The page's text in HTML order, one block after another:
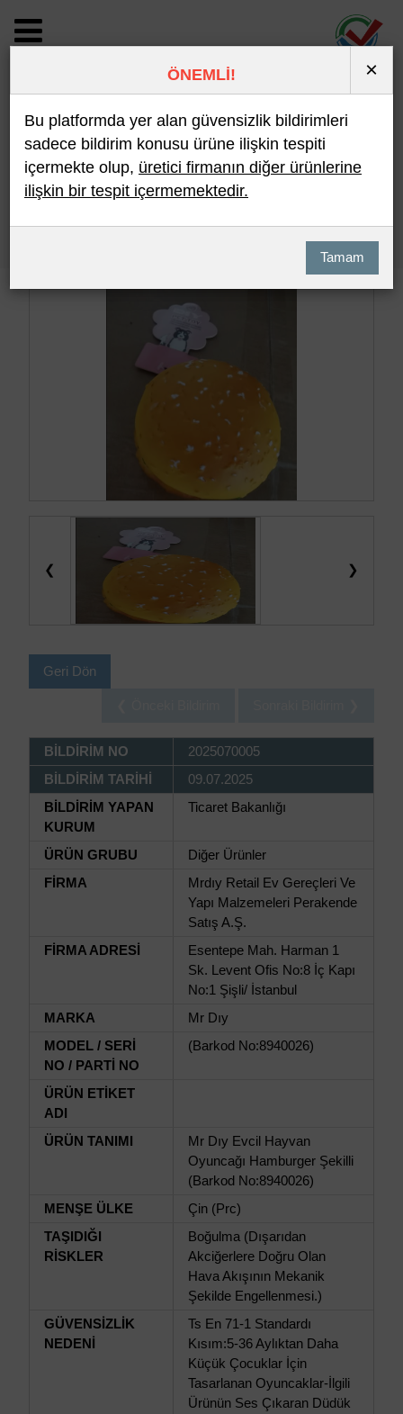
BİLDİRİM DETAYI
Son 10 Bildirim En Çok İncelenen
❮ ❯
Geri Dön
BİLDİRİM NO
2025070005
BİLDİRİM TARİHİ
09.07.2025
BİLDİRİM YAPAN
KURUM
Ticaret Bakanlığı
ÜRÜN GRUBU
Diğer Ürünler
FİRMA
Mrdıy Retail Ev Gereçleri Ve
Yapı Malzemeleri Perakende
Satış A.Ş.
FİRMA ADRESİ
Esentepe Mah. Harman 1
Sk. Levent Ofis No:8 İç Kapı
No:1 Şişli/ İstanbul
MARKA
Mr Dıy
MODEL / SERİ
NO / PARTİ NO
(Barkod No:8940026)
ÜRÜN ETİKET
ADI
ÜRÜN TANIMI
Mr Dıy Evcil Hayvan
Oyuncağı Hamburger Şekilli
(Barkod No:8940026)
MENŞE ÜLKE
Çin (Prc)
TAŞIDIĞI
RİSKLER
Boğulma (Dışarıdan
Akciğerlere Doğru Olan
Hava Akışının Mekanik
Şekilde Engellenmesi.)
GÜVENSİZLİK
NEDENİ
Ts En 71-1 Standardı
Kısım:5-36 Aylıktan Daha
Küçük Çocuklar İçin
Tasarlanan Oyuncaklar-İlgili
Ürünün Ses Çıkaran Düdük
ÖNEMLİ! ×
Bu platformda yer alan güvensizlik bildirimleri
sadece bildirim konusu ürüne ilişkin tespiti
içermekte olup, üretici firmanın diğer ürünlerine
ilişkin bir tespit içermemektedir.
Tamam